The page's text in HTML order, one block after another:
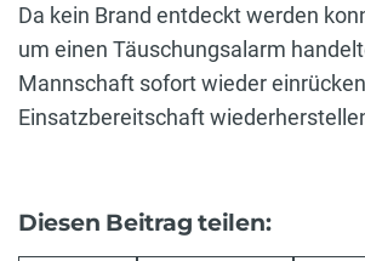
Da kein Brand entdeckt werden
um einen Täuschungsalarm
Mannschaft sofort wieder
Einsatzbereitschaft
Diesen Beitrag teilen: